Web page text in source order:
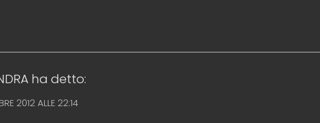
ha detto:
2012 ALLE 22:14